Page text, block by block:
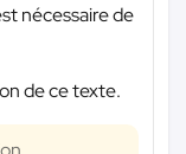
nécessaire de
de ce texte.